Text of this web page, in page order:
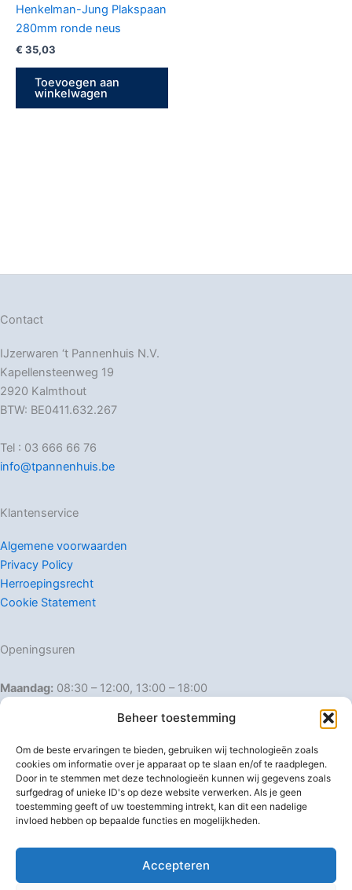
Beheer toestemming
Om de beste ervaringen te bieden, gebruiken wij technologieën zoals
cookies om informatie over je apparaat op te slaan en/of te raadplegen.
Door in te stemmen met deze technologieën kunnen wij gegevens zoals
surfgedrag of unieke ID's op deze website verwerken. Als je geen
toestemming geeft of uw toestemming intrekt, kan dit een nadelige
invloed hebben op bepaalde functies en mogelijkheden.
Accepteren
Henkelman-Jung Plakspaan
280mm ronde neus
€ 35,03
Toevoegen aan
winkelwagen
Contact
IJzerwaren ‘t Pannenhuis N.V.
Kapellensteenweg 19
2920 Kalmthout
BTW: BE0411.632.267
Tel : 03 666 66 76
info@tpannenhuis.be
Klantenservice
Algemene voorwaarden
Privacy Policy
Herroepingsrecht
Cookie Statement
Openingsuren
Maandag: 08:30 – 12:00, 13:00 – 18:00
Dinsdag:
08:30 – 12:00, 13:00 – 18:00
Donderdag: 08:30 – 12:00, 13:00 – 18:00
Vrijdag: 08:30 – 12:00, 13:00 – 18:00
Zaterdag: 08:30 – 16:00
Zondag: Gesloten